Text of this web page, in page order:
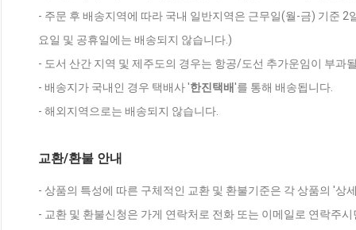
- 주문 후 배송지역에 따라 국내 일반지역은 근무일(월-금) 기준
요일 및 공휴일에는 배송되지 않습니다.)
- 도서 산간 지역 및 제주도의 경우는 항공/도선 추가운임이 부과
- 배송지가 국내인 경우 택배사 '한진택배'를 통해 배송됩니다.
- 해외지역으로는 배송되지 않습니다.
교환/환불 안내
- 상품의 특성에 따른 구체적인 교환 및 환불기준은 각 상품의 '상
- 교환 및 환불신청은 가게 연락처로 전화 또는 이메일로 연락주